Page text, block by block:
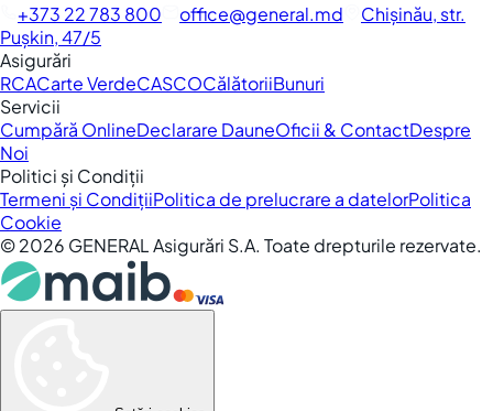
+373 22 783 800 office general.md
Chișinău, str.
Pușkin, 47/5
Asigurări
RCACarte VerdeCASCOCălătoriiBunuri
Servicii
Cumpără OnlineDeclarare DauneOficii & ContactDespre
Noi
Politici și Condiții
Termeni și CondițiiPolitica de prelucrare a datelorPolitica
Cookie
©2026 GENERAL Asigurări S.A. Toate drepturile rezervate.